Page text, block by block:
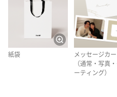
紙袋
メッセージカ
（通常・写真
ーティング）